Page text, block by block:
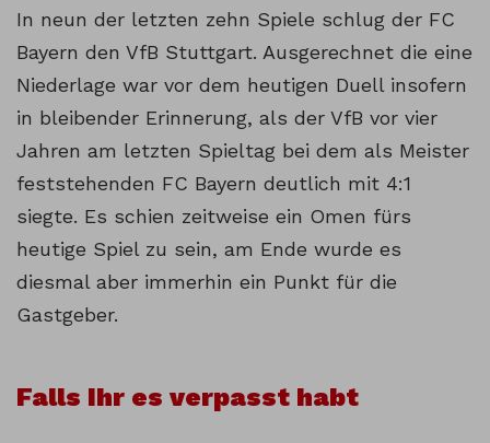
In neun der letzten zehn Spiele schlug der FC
Bayern den VfB Stuttgart. Ausgerechnet die eine
Niederlage war vor dem heutigen Duell insofern
in bleibender Erinnerung, als der VfB vor vier
Jahren am letzten Spieltag bei dem als Meister
feststehenden FC Bayern deutlich mit 4:1
siegte. Es schien zeitweise ein Omen fürs
heutige Spiel zu sein, am Ende wurde es
diesmal aber immerhin ein Punkt für die
Gastgeber.
Falls Ihr es verpasst habt